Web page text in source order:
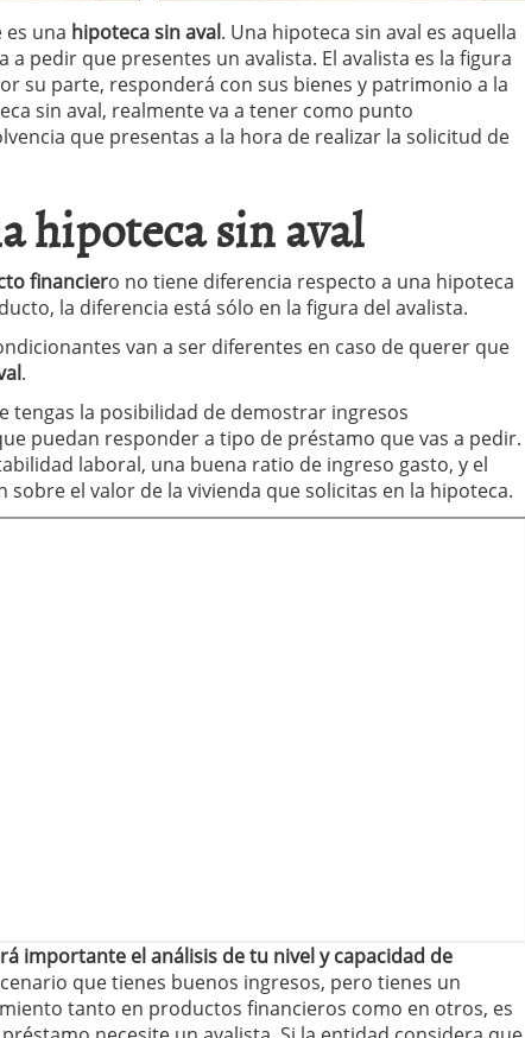
una hipoteca sin aval. Una hipoteca sin aval es aquella
a pedir que presentes un avalista. El avalista es la figura
su parte, responderá con sus bienes y patrimonio a la
sin aval, realmente va a tener como punto
que presentas a la hora de realizar la solicitud de
hipoteca sin aval
financiero no tiene diferencia respecto a una hipoteca
la diferencia está sólo en la figura del avalista.
van a ser diferentes en caso de querer que
.
tengas la posibilidad de demostrar ingresos
puedan responder a tipo de préstamo que vas a pedir.
laboral, una buena ratio de ingreso gasto, y el
sobre el valor de la vivienda que solicitas en la hipoteca.
importante el análisis de tu nivel y capacidad de
que tienes buenos ingresos, pero tienes un
tanto en productos financieros como en otros, es